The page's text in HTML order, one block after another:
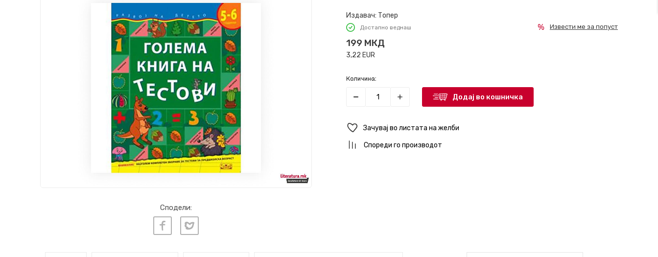
Сподели:
Издавач: Топер
Достапно веднаш
199 МКД
3,22 EUR
Извести ме за попуст
Количина:
Додај во кошничка
Зачувај во листата на желби
Спореди го производот